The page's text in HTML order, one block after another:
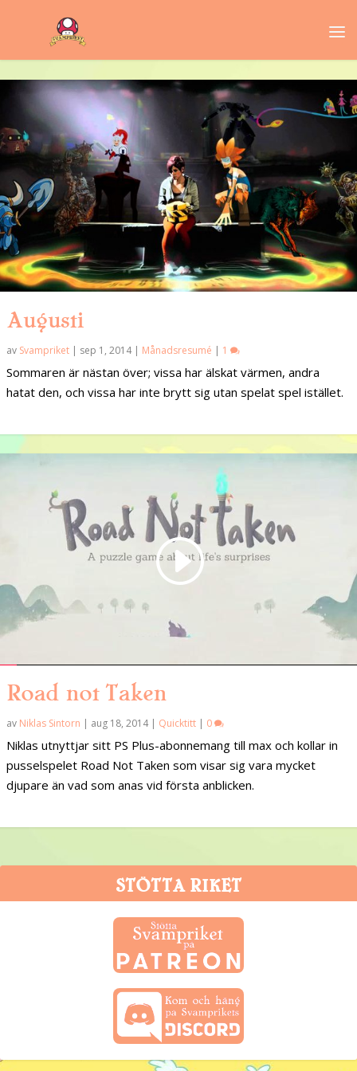
Augusti
av Svampriket | sep 1, 2014| Månadsresumé | 1
Sommaren är nästan över; vissa har älskat värmen, andra
hatat den, och vissa har inte brytt sig utan spelat spel istället.
Road not Taken
av Niklas Sintorn | aug 18, 2014| Quicktitt | 0
Niklas utnyttjar sitt PS Plus-abonnemang till max och kollar in
pusselspelet Road Not Taken som visar sig vara mycket
djupare än vad som anas vid första anblicken.
STÖTTA RIKET